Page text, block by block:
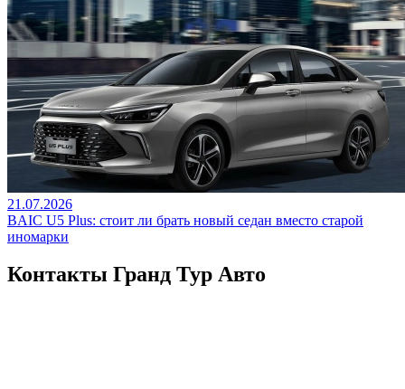
21.07.2026
BAIC U5 Plus: стоит ли брать новый седан вместо старой
иномарки
Контакты Гранд Тур Авто